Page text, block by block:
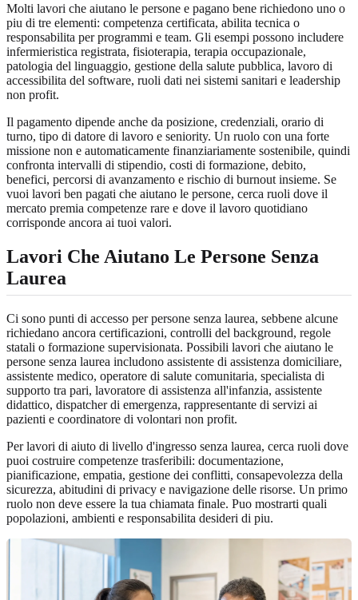
Molti lavori che aiutano le persone e pagano bene richiedono uno o
piu di tre elementi: competenza certificata, abilita tecnica o
responsabilita per programmi e team. Gli esempi possono includere
infermieristica registrata, fisioterapia, terapia occupazionale,
patologia del linguaggio, gestione della salute pubblica, lavoro di
accessibilita del software, ruoli dati nei sistemi sanitari e leadership
non profit.
Il pagamento dipende anche da posizione, credenziali, orario di
turno, tipo di datore di lavoro e seniority. Un ruolo con una forte
missione non e automaticamente finanziariamente sostenibile, quindi
confronta intervalli di stipendio, costi di formazione, debito,
benefici, percorsi di avanzamento e rischio di burnout insieme. Se
vuoi lavori ben pagati che aiutano le persone, cerca ruoli dove il
mercato premia competenze rare e dove il lavoro quotidiano
corrisponde ancora ai tuoi valori.
Lavori Che Aiutano Le Persone Senza
Laurea
Ci sono punti di accesso per persone senza laurea, sebbene alcune
richiedano ancora certificazioni, controlli del background, regole
statali o formazione supervisionata. Possibili lavori che aiutano le
persone senza laurea includono assistente di assistenza domiciliare,
assistente medico, operatore di salute comunitaria, specialista di
supporto tra pari, lavoratore di assistenza all'infanzia, assistente
didattico, dispatcher di emergenza, rappresentante di servizi ai
pazienti e coordinatore di volontari non profit.
Per lavori di aiuto di livello d'ingresso senza laurea, cerca ruoli dove
puoi costruire competenze trasferibili: documentazione,
pianificazione, empatia, gestione dei conflitti, consapevolezza della
sicurezza, abitudini di privacy e navigazione delle risorse. Un primo
ruolo non deve essere la tua chiamata finale. Puo mostrarti quali
popolazioni, ambienti e responsabilita desideri di piu.